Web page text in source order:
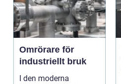
Omrörare för
industriellt bruk
I den moderna